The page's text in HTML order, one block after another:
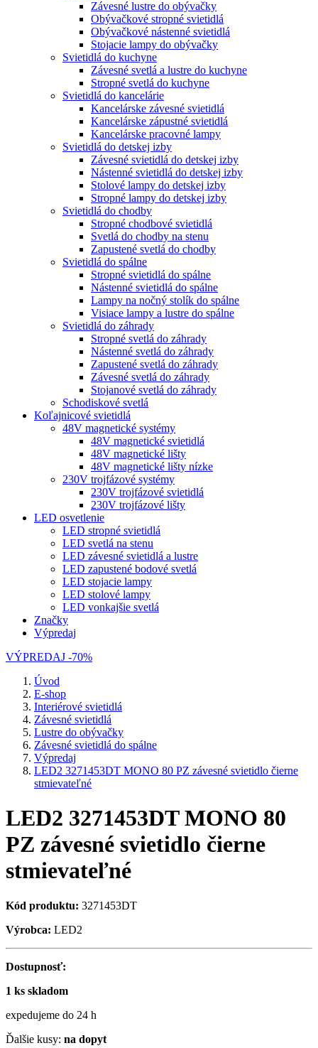
Závesné lustre do obývačky
Obývačkové stropné svietidlá
Obývačkové nástenné svietidlá
Stojacie lampy do obývačky
Svietidlá do kuchyne
Závesné svetlá a lustre do kuchyne
Stropné svetlá do kuchyne
Svietidlá do kancelárie
Kancelárske závesné svietidlá
Kancelárske zápustné svietidlá
Kancelárske pracovné lampy
Svietidlá do detskej izby
Závesné svietidlá do detskej izby
Nástenné svietidlá do detskej izby
Stolové lampy do detskej izby
Stropné lampy do detskej izby
Svietidlá do chodby
Stropné chodbové svietidlá
Svetlá do chodby na stenu
Zapustené svetlá do chodby
Svietidlá do spálne
Stropné svietidlá do spálne
Nástenné svietidlá do spálne
Lampy na nočný stolík do spálne
Visiace lampy a lustre do spálne
Svietidlá do záhrady
Stropné svetlá do záhrady
Nástenné svetlá do záhrady
Zapustené svetlá do záhrady
Závesné svetlá do záhrady
Stojanové svetlá do záhrady
Schodiskové svetlá
Koľajnicové svietidlá
48V magnetické systémy
48V magnetické svietidlá
48V magnetické lišty
48V magnetické lišty nízke
230V trojfázové systémy
230V trojfázové svietidlá
230V trojfázové lišty
LED osvetlenie
LED stropné svietidlá
LED svetlá na stenu
LED závesné svietidlá a lustre
LED zapustené bodové svetlá
LED stojacie lampy
LED stolové lampy
LED vonkajšie svetlá
Značky
Výpredaj
VÝPREDAJ -70%
Úvod
E-shop
Interiérové svietidlá
Závesné svietidlá
Lustre do obývačky
Závesné svietidlá do spálne
Výpredaj
LED2 3271453DT MONO 80 PZ závesné svietidlo čierne
stmievateľné
LED2 3271453DT MONO 80
PZ závesné svietidlo čierne
stmievateľné
Kód produktu: 3271453DT
Výrobca: LED2
Dostupnosť:
1 ks skladom
expedujeme do 24 h
Ďalšie kusy: na dopyt